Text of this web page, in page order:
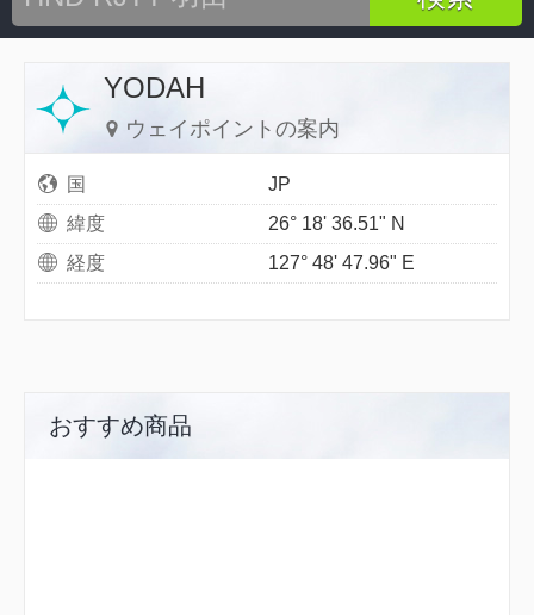
YODAH
ウェイポイントの案内
国
JP
緯度
26° 18' 36.51" N
経度
127° 48' 47.96" E
おすすめ商品